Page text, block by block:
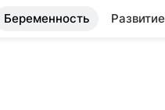
Беременность Развитие